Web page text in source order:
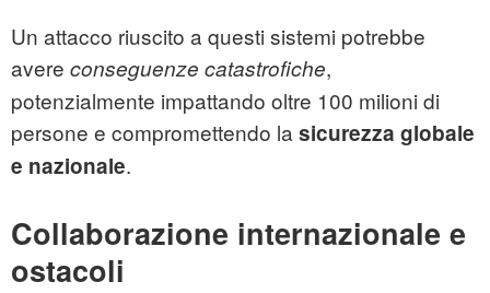
Un attacco riuscito a questi sistemi potrebbe
avere conseguenze catastrofiche,
potenzialmente impattando oltre 100 milioni di
persone e compromettendo la sicurezza globale
e nazionale.
Collaborazione internazionale e
ostacoli